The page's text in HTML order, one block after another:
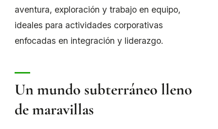
aventura, exploración y trabajo en equipo,
ideales para actividades corporativas
enfocadas en integración y liderazgo.
Un mundo subterráneo lleno
de maravillas